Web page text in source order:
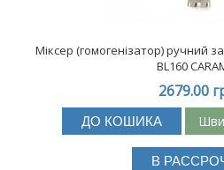
Міксер (гомогенізатор) ручний
BL160
2679.00
ДО КОШИКА
В